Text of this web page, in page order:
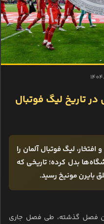
در تاریخ لیگ فوتبال
لیگ فوتبال آلمان را
بدل کرده؛ تاریخی که
بایرن مونیخ رسید.
فصل گذشته، طی فصل جاری